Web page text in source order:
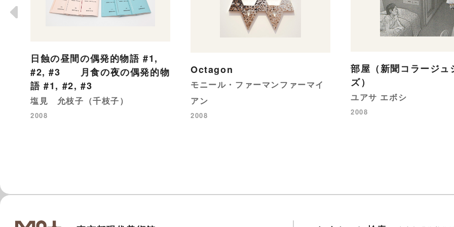
日蝕の昼間の偶発的物語 #1,
#2, #3 月食の夜の偶発的物
語 #1, #2, #3
塩見 允枝子（千枝子）
2008
Octagon
モニール・ファーマンファーマイ
アン
2008
部屋（新聞コラージュ
ズ）
ユアサ エボシ
2008